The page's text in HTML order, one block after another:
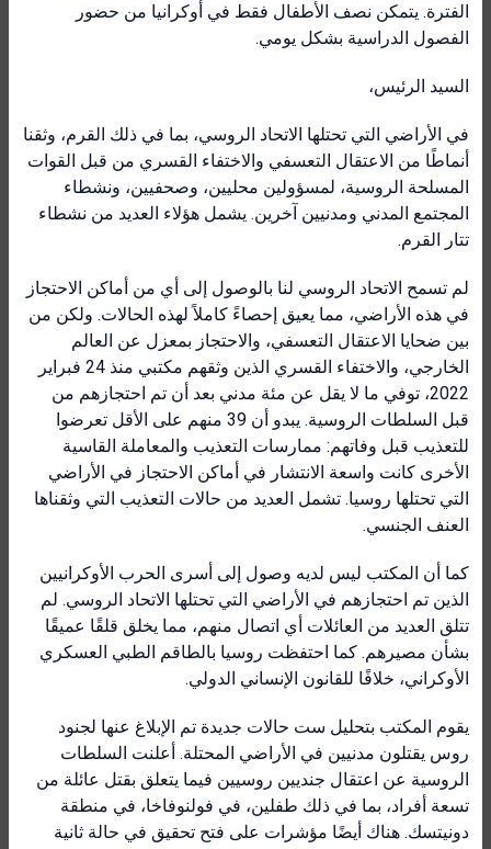
الفترة. يتمكن نصف الأطفال فقط في أوكرانيا من حضور
الفصول الدراسية بشكل يومي.
السيد الرئيس،
في الأراضي التي تحتلها الاتحاد الروسي، بما في ذلك القرم، وثقنا
أنماطًا من الاعتقال التعسفي والاختفاء القسري من قبل القوات
المسلحة الروسية، لمسؤولين محليين، وصحفيين، ونشطاء
المجتمع المدني ومدنيين آخرين. يشمل هؤلاء العديد من نشطاء
تتار القرم.
لم تسمح الاتحاد الروسي لنا بالوصول إلى أي من أماكن الاحتجاز
في هذه الأراضي، مما يعيق إحصاءً كاملاً لهذه الحالات. ولكن من
بين ضحايا الاعتقال التعسفي، والاحتجاز بمعزل عن العالم
الخارجي، والاختفاء القسري الذين وثقهم مكتبي منذ 24 فبراير
2022، توفي ما لا يقل عن مئة مدني بعد أن تم احتجازهم من
قبل السلطات الروسية. يبدو أن 39 منهم على الأقل تعرضوا
للتعذيب قبل وفاتهم: ممارسات التعذيب والمعاملة القاسية
الأخرى كانت واسعة الانتشار في أماكن الاحتجاز في الأراضي
التي تحتلها روسيا. تشمل العديد من حالات التعذيب التي وثقناها
العنف الجنسي.
كما أن المكتب ليس لديه وصول إلى أسرى الحرب الأوكرانيين
الذين تم احتجازهم في الأراضي التي تحتلها الاتحاد الروسي. لم
تتلق العديد من العائلات أي اتصال منهم، مما يخلق قلقًا عميقًا
بشأن مصيرهم. كما احتفظت روسيا بالطاقم الطبي العسكري
الأوكراني، خلافًا للقانون الإنساني الدولي.
يقوم المكتب بتحليل ست حالات جديدة تم الإبلاغ عنها لجنود
روس يقتلون مدنيين في الأراضي المحتلة. أعلنت السلطات
الروسية عن اعتقال جنديين روسيين فيما يتعلق بقتل عائلة من
تسعة أفراد، بما في ذلك طفلين، في فولنوفاخا، في منطقة
دونيتسك. هناك أيضًا مؤشرات على فتح تحقيق في حالة ثانية